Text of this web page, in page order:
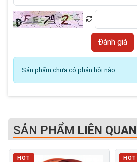
Sản phẩm chưa có phản hồi nào
SẢN PHẨM LIÊN QUAN
HOT HOT